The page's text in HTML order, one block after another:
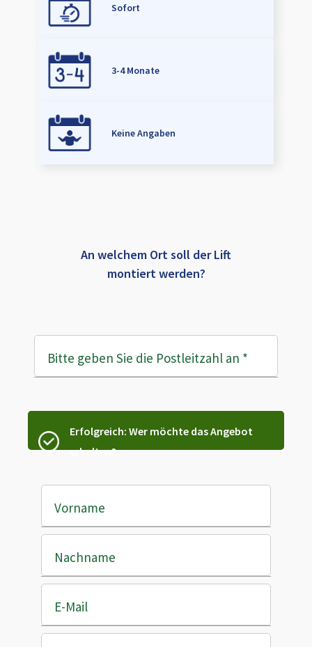
Sofort
3-4 Monate
Keine Angaben
An welchem Ort soll der Lift
montiert werden?
Bitte geben Sie die Postleitzahl an *
Erfolgreich: Wer möchte das Angebot
erhalten?
Vorname
Nachname
E-Mail